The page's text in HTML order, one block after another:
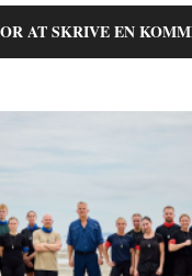
AT SKRIVE EN